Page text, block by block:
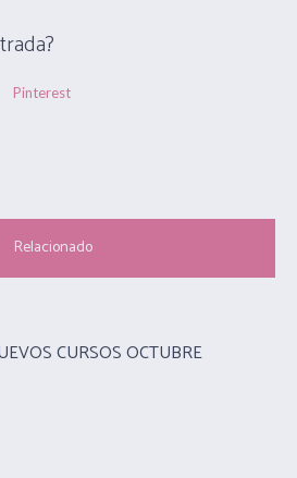
Pinterest
Relacionado
CURSOS OCTUBRE